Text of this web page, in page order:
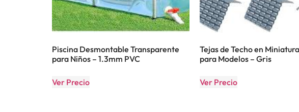
Piscina Desmontable Transparente
para Niños – 1.3mm PVC
Ver Precio
Tejas de Techo en
para Modelos – Gris
Ver Precio